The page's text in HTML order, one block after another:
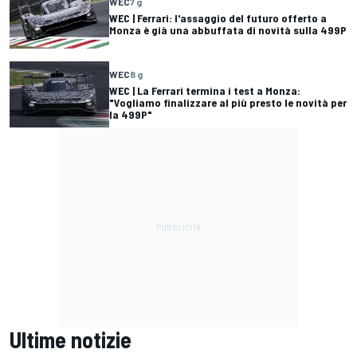
WEC | Ferrari: l'assaggio del futuro offerto a
Monza è già una abbuffata di novità sulla 499P
WEC8 g
WEC | La Ferrari termina i test a Monza:
"Vogliamo finalizzare al più presto le novità per
la 499P"
Ultime notizie